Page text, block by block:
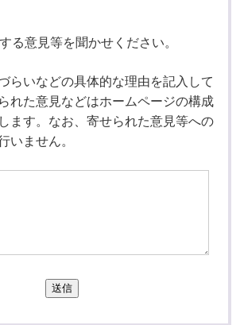
る意見等を聞かせください。
らいなどの具体的な理由を記入して
れた意見などはホームページの構成
ます。なお、寄せられた意見等への
いません。
送信